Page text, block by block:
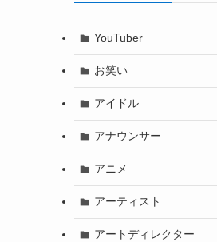
YouTuber
お笑い
アイドル
アナウンサー
アニメ
アーティスト
アートディレクター